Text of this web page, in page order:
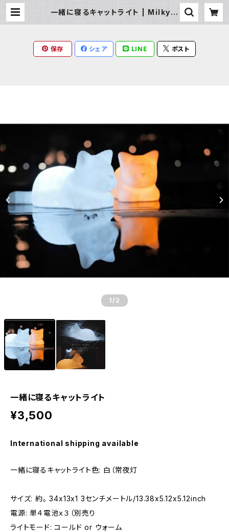
一緒に寝るキャットライト | Milky R
保存 シェア LINE ポスト
1 /2
一緒に寝るキャットライト
¥3,500
International shipping available
一緒に寝るキャットライト色: 白（常夜灯
サイズ: 約。 34x13x1 3センチメートル/13.38x5.12x5.12inch
電源: 単４電池ｘ３（別売り
ライトモード: コールド or ウォーム